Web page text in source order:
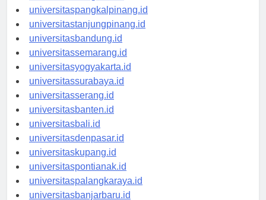
universitasbengkulu.id
universitaspangkalpinang.id
universitastanjungpinang.id
universitasbandung.id
universitassemarang.id
universitasyogyakarta.id
universitassurabaya.id
universitasserang.id
universitasbanten.id
universitasbali.id
universitasdenpasar.id
universitaskupang.id
universitaspontianak.id
universitaspalangkaraya.id